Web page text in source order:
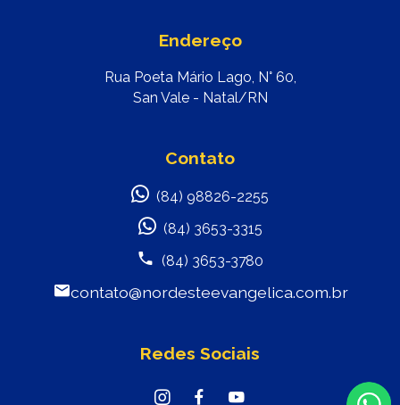
Endereço
Rua Poeta Mário Lago, N° 60,
San Vale - Natal/RN
Contato
(84) 98826-2255
(84) 3653-3315
(84) 3653-3780
contato@nordesteevangelica.com.br
Redes Sociais